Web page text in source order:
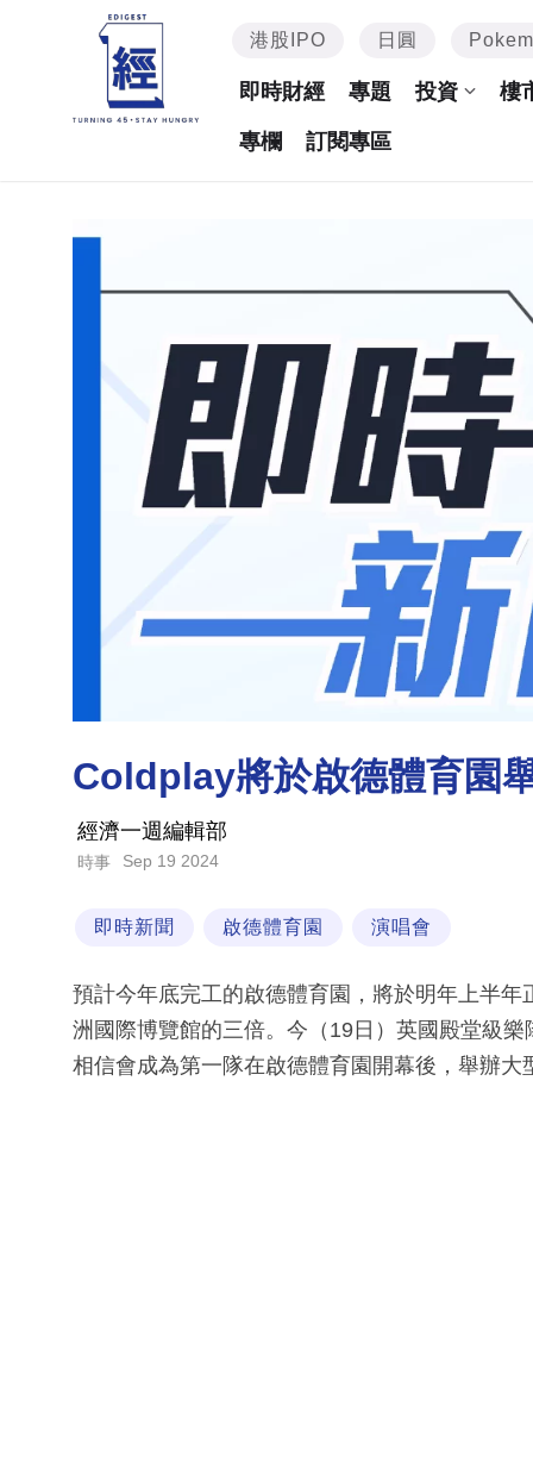
港股IPO 日圓
即時財經 專題 投資 樓
專欄 訂閱專區
Coldplay將於啟德體育園
經濟一週編輯部
時事 Sep 19 2024
即時新聞 啟德體育園 演唱會
預計今年底完工的啟德體育園，將於明年上半
洲國際博覽館的三倍。今（19日）英國殿堂級
相信會成為第一隊在啟德體育園開幕後，舉辦大